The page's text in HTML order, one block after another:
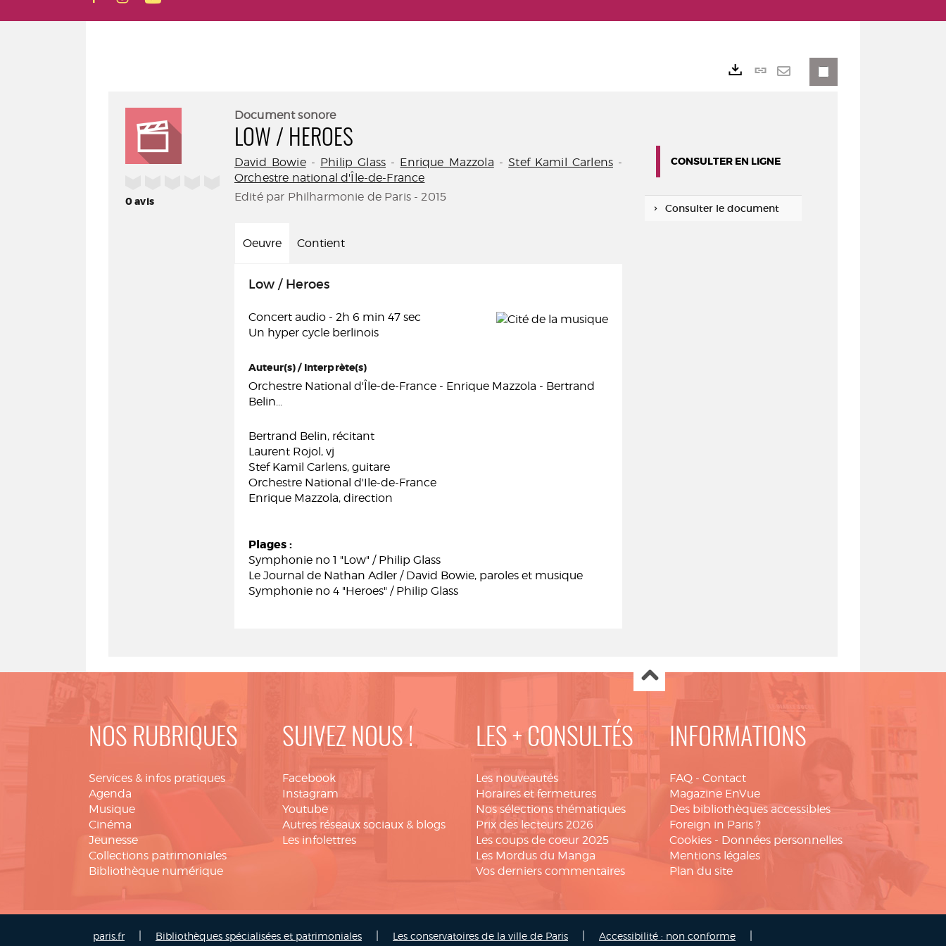
0avis
Document sonore
LOW / HEROES
David Bowie- Philip Glass - Enrique Mazzola -Stef Kamil Carlens-
Orchestre national d'Île-de-France
Edité par Philharmonie de Paris - 2015
Oeuvre Contient
Low / Heroes
Concert audio - 2h 6 min 47 sec
Un hyper cycle berlinois
Auteur(s) / Interprète(s)
Orchestre National d'Île-de-France - Enrique Mazzola - Bertrand
Belin...
Bertrand Belin, récitant
Laurent Rojol, vj
Stef Kamil Carlens, guitare
Orchestre National d'Ile-de-France
Enrique Mazzola, direction
Plages :
Symphonie no 1 "Low" / Philip Glass
Le Journal de Nathan Adler / David Bowie, paroles et musique
Symphonie no 4 "Heroes" / Philip Glass
Lien
CONSULTER EN LIGNE
Consulter le document
NOS RUBRIQUES
Services & infos pratiques
Agenda
Musique
Cinéma
Jeunesse
Collections patrimoniales
Bibliothèque numérique
SUIVEZ NOUS !
Facebook
Instagram
Youtube
Autres réseaux sociaux & blogs
Les infolettres
LES + CONSULTÉS
Les nouveautés
Horaires et fermetures
Nos sélections thématiques
Prix des lecteurs 2026
Les coups de coeur 2025
Les Mordus du Manga
Vos derniers commentaires
INFORMATIONS
FAQ - Contact
Magazine EnVue
Des bibliothèques accessibles
Foreign in Paris ?
Cookies - Données personnelles
Mentions légales
Plan du site
paris.fr Bibliothèques spécialisées et patrimoniales Les conservatoires de la ville de Paris Accessibilité : non conforme